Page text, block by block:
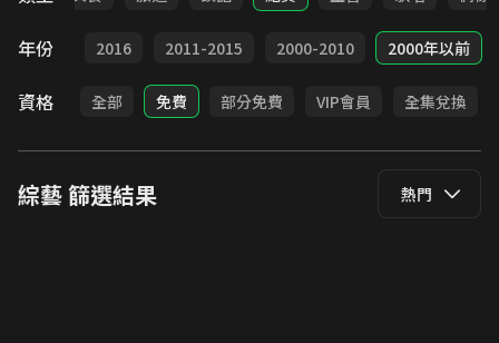
年份
2017 2016 2011-2015 2000-2010 2000年以前
資格 全部 免費 部分免費 VIP會員 全集兌換
綜藝篩選結果 熱門